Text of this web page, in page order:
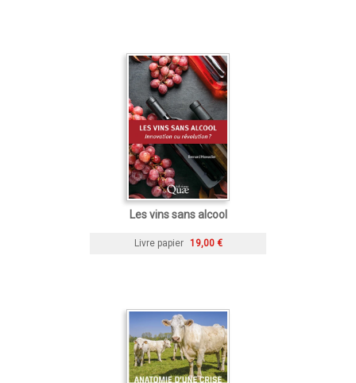
Les vins sans alcool
Livre papier 19,00 €